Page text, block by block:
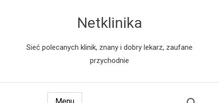
Netklinika
Sieć polecanych klinik, znany i dobry lekarz, zaufane
przychodnie
Menu